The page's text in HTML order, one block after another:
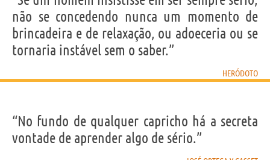
não se concedendo nunca um momento de
brincadeira e de relaxação, ou adoeceria ou se
tornaria instável sem o saber.”
HERÓDOTO
“No fundo de qualquer capricho há a secreta
vontade de aprender algo de sério.”